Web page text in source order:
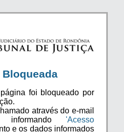
Bloqueada
foi bloqueado por
através do e-mail
'Acesso
e os dados informados